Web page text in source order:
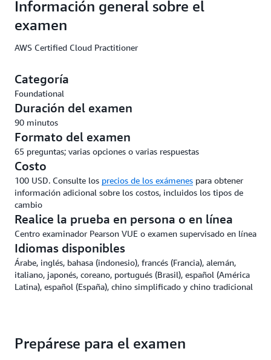
Información general sobre el
examen
AWS Certified Cloud Practitioner
Categoría
Foundational
Duración del examen
90 minutos
Formato del examen
65 preguntas; varias opciones o varias respuestas
Costo
100 USD. Consulte los precios de los exámenes para obtener
información adicional sobre los costos, incluidos los tipos de
cambio
Realice la prueba en persona o en línea
Centro examinador Pearson VUE o examen supervisado en línea
Idiomas disponibles
Árabe, inglés, bahasa (indonesio), francés (Francia), alemán,
italiano, japonés, coreano, portugués (Brasil), español (América
Latina), español (España), chino simplificado y chino tradicional
Prepárese para el examen